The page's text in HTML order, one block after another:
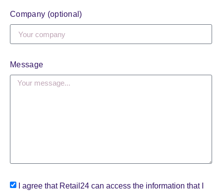
Company (optional)
Message
I agree that Retail24 can access the information that I